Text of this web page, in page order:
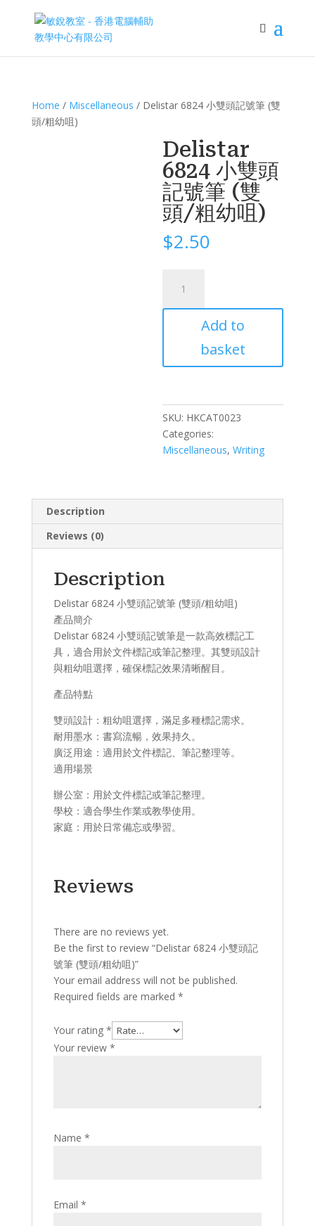
Home / Miscellaneous / Delistar 6824 小雙頭記號筆 (雙
頭/粗幼咀)
Delistar
6824 小雙頭
記號筆 (雙
頭/粗幼咀)
$2.50
6824
小
(雙
頭/
粗
幼
Add to
basket
SKU: HKCAT0023
Categories:
Miscellaneous,Writing
Description
Reviews (0)
Description
Delistar 6824 小雙頭記號筆 (雙頭/粗幼咀)
產品簡介​
Delistar 6824 小雙頭記號筆是一款高效標記工
具，適合用於文件標記或筆記整理。其雙頭設計
與粗幼咀選擇，確保標記效果清晰醒目。
產品特點​
​雙頭設計：粗幼咀選擇，滿足多種標記需求。
​耐用墨水：書寫流暢，效果持久。
​廣泛用途：適用於文件標記、筆記整理等。
適用場景​
辦公室：用於文件標記或筆記整理。
學校：適合學生作業或教學使用。
家庭：用於日常備忘或學習。
Reviews
There are no reviews yet.
Be the first to review “Delistar 6824 小雙頭記
號筆 (雙頭/粗幼咀)”
Your email address will not be published.
Required fields are marked *
Your rating *
Your review *
Name *
Email *